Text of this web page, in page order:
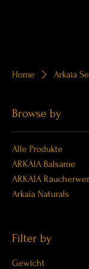
Home Arkaia
Browse by
Alle Produkte
ARKAIA Balsame
ARKAIA
Arkaia Naturals
Filter by
Gewicht